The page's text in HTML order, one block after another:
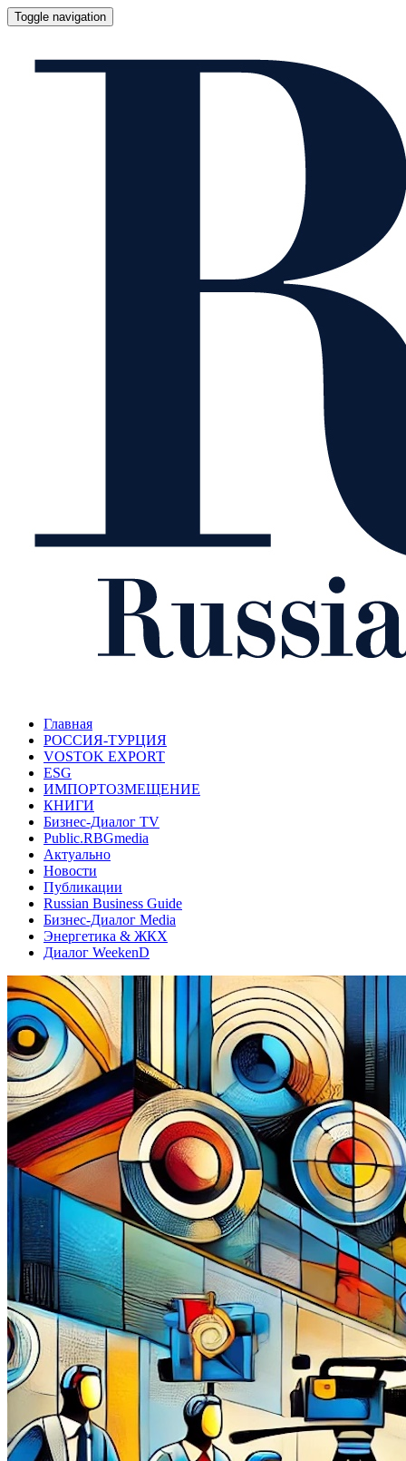
Toggle navigation
Главная
РОССИЯ-ТУРЦИЯ
VOSTOK EXPORT
ESG
ИМПОРТОЗМЕЩЕНИЕ
КНИГИ
Бизнес-Диалог TV
Public.RBGmedia
Актуально
Новости
Публикации
Russian Business Guide
Бизнес-Диалог Media
Энергетика & ЖКХ
Диалог WeekenD